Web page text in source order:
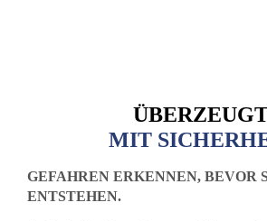
MIT
GEFAHREN ERKENNEN, BEVOR
ENTSTEHEN.